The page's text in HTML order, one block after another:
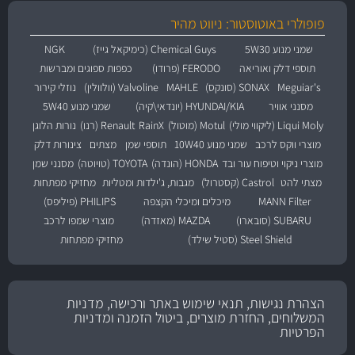
פופולרי באוטוסטור: ניווט מהיר
שמני מנוע 5W30 Chemical Guys (כימיקאל גייז)
NGK
תוספי דלק ואוריאה
FERODO (פרודו)
כפפות ספוגים ומברשות
Meguiar's
SONAX (סונקס) MAHLE Valvoline (וולוולין)
נוזלי קירור
מסנני אוויר
HYUNDAI/KIA (יונדאי\קיה)
שמני מנוע 5W40
Liqui Moly (ליקווי מולי)
Motul (מוטול) RainX Renault (רנו)
נורות הלוגן
מוצרי ווקס לרכב
שמני מנוע 10W40 תוספי שמן מצתים
צינורות דלק
מוצרי ניקוי וטיפוח עור ובד HONDA (הונדה) TOYOTA (טויוטה)
מסנני שמן
מצתי להט Castrol (קסטרול) מגבות, ג'ילדות ומטליות מחזיקי מפתחות
MANN Filter
מיכלים ומיכלי הקצפה
PHILIPS (פיליפס)
SUBARU (סובארו)
MAZDA (מאזדה)
מוצרי שמפו לרכב
Steel Shield (סטיל שילד)
מחזיקי מפתחות
הצהרת נגישות, תנאי שימוש באתר ורכישה, מדניות
המשלוחים, החזרת מוצרים, ביטול הזמנה ומדניות
הפרטיות